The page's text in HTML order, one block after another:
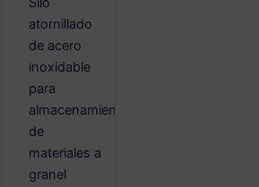
atornillado
de acero
inoxidable
para
almacenamiento
de
materiales a
granel